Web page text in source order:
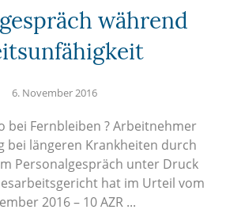
während
6. November 2016
bei Fernbleiben ? Arbeitnehmer
bei längeren Krankheiten durch
Personalgespräch unter Druck
hat im Urteil vom
2016 – 10 AZR ...